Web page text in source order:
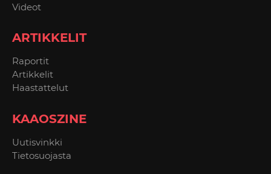
Videot
ARTIKKELIT
Raportit
Artikkelit
Haastattelut
KAAOSZINE
Uutisvinkki
Tietosuojasta